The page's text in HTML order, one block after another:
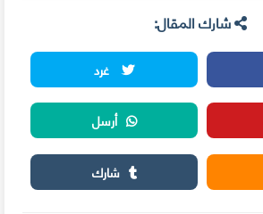
شارك المقال:
غرد
أرسل
شارك